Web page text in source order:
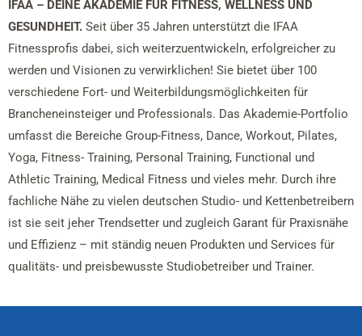
IFAA – DEINE AKADEMIE FÜR FITNESS, WELLNESS UND
GESUNDHEIT. Seit über 35 Jahren unterstützt die IFAA
Fitnessprofis dabei, sich weiterzuentwickeln, erfolgreicher zu
werden und Visionen zu verwirklichen! Sie bietet über 100
verschiedene Fort- und Weiterbildungsmöglichkeiten für
Brancheneinsteiger und Professionals. Das Akademie-Portfolio
umfasst die Bereiche Group-Fitness, Dance, Workout, Pilates,
Yoga, Fitness- Training, Personal Training, Functional und
Athletic Training, Medical Fitness und vieles mehr. Durch ihre
fachliche Nähe zu vielen deutschen Studio- und Kettenbetreibern
ist sie seit jeher Trendsetter und zugleich Garant für Praxisnähe
und Effizienz – mit ständig neuen Produkten und Services für
qualitäts- und preisbewusste Studiobetreiber und Trainer.